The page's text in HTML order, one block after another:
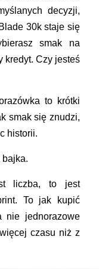
decyzji,
30k staje się
smak na
kredyt. Czy jesteś
to krótki
smak się znudzi,
historii.
bajka.
liczba, to jest
To jak kupić
nie jednorazowe
czasu niż z